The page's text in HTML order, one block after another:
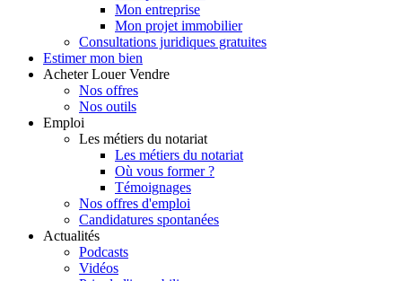
Mon entreprise
Mon projet immobilier
Consultations juridiques gratuites
Estimer mon bien
Acheter Louer Vendre
Nos offres
Nos outils
Emploi
Les métiers du notariat
Les métiers du notariat
Où vous former ?
Témoignages
Nos offres d'emploi
Candidatures spontanées
Actualités
Podcasts
Vidéos